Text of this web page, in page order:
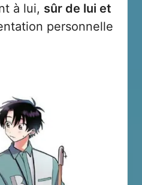
à lui, sûr de lui et
personnelle